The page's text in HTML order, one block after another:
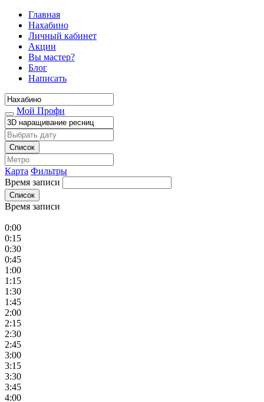
Главная
Нахабино
Личный кабинет
Акции
Вы мастер?
Блог
Написать
Мой Профи
Список
Карта Фильтры
Время записи
Список
Время записи
0:00
0:15
0:30
0:45
1:00
1:15
1:30
1:45
2:00
2:15
2:30
2:45
3:00
3:15
3:30
3:45
4:00